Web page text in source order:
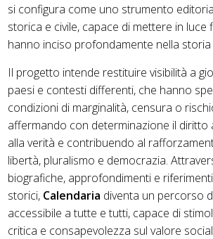
si configura come uno strumento
storica e civile, capace di mettere in luce
hanno inciso profondamente nella storia
Il progetto intende restituire visibilità a
paesi e contesti differenti, che hanno
condizioni di marginalità, censura o
affermando con determinazione il diritto
alla verità e contribuendo al
libertà, pluralismo e democrazia.
biografiche, approfondimenti e riferimenti
storici, Calendaria diventa un percorso
accessibile a tutte e tutti, capace di
critica e consapevolezza sul valore